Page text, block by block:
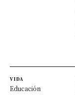
VIDA
Educación